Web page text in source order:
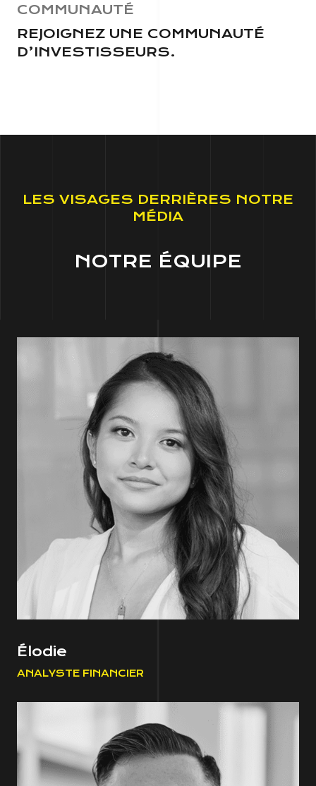
COMMUNAUTÉ
REJOIGNEZ UNE COMMUNAUTÉ
D’INVESTISSEURS.
LES VISAGES DERRIÈRES NOTRE
MÉDIA
NOTRE ÉQUIPE
Élodie
ANALYSTE FINANCIER